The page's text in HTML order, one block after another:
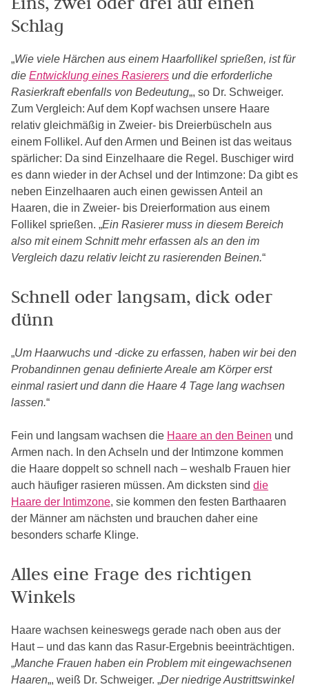
Schlag
„Wie viele Härchen aus einem Haarfollikel sprießen, ist für
die Entwicklung eines Rasierers und die erforderliche
Rasierkraft ebenfalls von Bedeutung„, so Dr. Schweiger.
Zum Vergleich: Auf dem Kopf wachsen unsere Haare
relativ gleichmäßig in Zweier- bis Dreierbüscheln aus
einem Follikel. Auf den Armen und Beinen ist das weitaus
spärlicher: Da sind Einzelhaare die Regel. Buschiger wird
es dann wieder in der Achsel und der Intimzone: Da gibt es
neben Einzelhaaren auch einen gewissen Anteil an
Haaren, die in Zweier- bis Dreierformation aus einem
Follikel sprießen. „Ein Rasierer muss in diesem Bereich
also mit einem Schnitt mehr erfassen als an den im
Vergleich dazu relativ leicht zu rasierenden Beinen.“
Schnell oder langsam, dick oder
dünn
„Um Haarwuchs und -dicke zu erfassen, haben wir bei den
Probandinnen genau definierte Areale am Körper erst
einmal rasiert und dann die Haare 4 Tage lang wachsen
lassen.“
Fein und langsam wachsen die Haare an den Beinen und
Armen nach. In den Achseln und der Intimzone kommen
die Haare doppelt so schnell nach – weshalb Frauen hier
auch häufiger rasieren müssen. Am dicksten sind die
Haare der Intimzone, sie kommen den festen Barthaaren
der Männer am nächsten und brauchen daher eine
besonders scharfe Klinge.
Alles eine Frage des richtigen
Winkels
Haare wachsen keineswegs gerade nach oben aus der
Haut – und das kann das Rasur-Ergebnis beeinträchtigen.
„Manche Frauen haben ein Problem mit eingewachsenen
Haaren„, weiß Dr. Schweiger. „Der niedrige Austrittswinkel